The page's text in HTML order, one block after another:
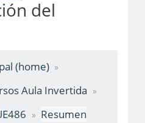
del
(home)
Aula Invertida
Resumen